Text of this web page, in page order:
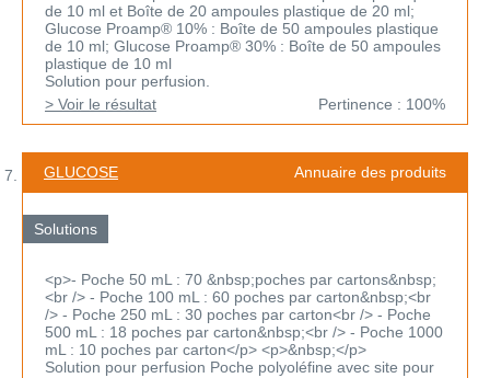
de 10 ml et Boîte de 20 ampoules plastique de 20 ml;
Glucose Proamp® 10% : Boîte de 50 ampoules plastique
de 10 ml; Glucose Proamp® 30% : Boîte de 50 ampoules
plastique de 10 ml
Solution pour perfusion.
> Voir le résultat
Pertinence : 100%
GLUCOSE Annuaire des produits
Solutions
<p>- Poche 50 mL : 70 &nbsp;poches par cartons&nbsp;
<br /> - Poche 100 mL : 60 poches par carton&nbsp;<br
/> - Poche 250 mL : 30 poches par carton<br /> - Poche
500 mL : 18 poches par carton&nbsp;<br /> - Poche 1000
mL : 10 poches par carton</p> <p>&nbsp;</p>
Solution pour perfusion Poche polyoléfine avec site pour